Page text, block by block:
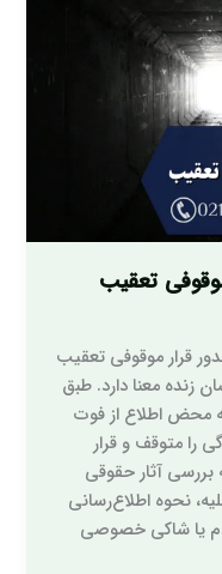
تعقیب
قرار موقوفی تعقیب
زنده معنا دارد. طبق
به محض اطلاع از فوت
را متوقف و قرار
بررسی آثار حقوقی
نحوه اطلاع‌رسانی
دم یا شاکی خصوصی